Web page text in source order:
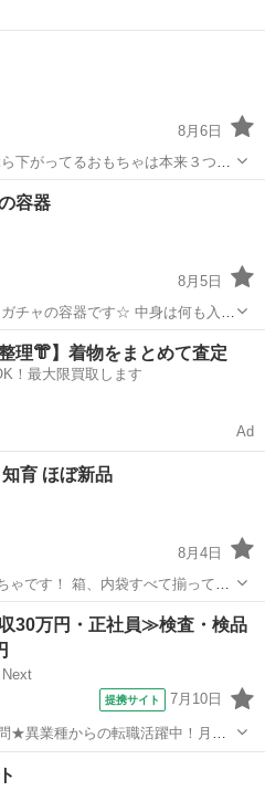
8月6日
ご理解のある方のみ引き取りくだ
もちゃ
容器
8月5日
チャの容器です☆ 中身は何も入っ
かも？しれません😅
おもちゃ
理👘】着物をまとめて査定
！最大限買取します
Ad
育 ほぼ新品
8月4日
べて揃ってい
家で開けてみると似たようなもの
なので、傷・汚れな
おもちゃ
30万円・正社員≫検査・検品
提携サイト 7月10日
★異業種からの転職活躍中！月収
応可◎即日入寮OK！寮費はずっと
会社負担！工場まで無料送迎あり
その他